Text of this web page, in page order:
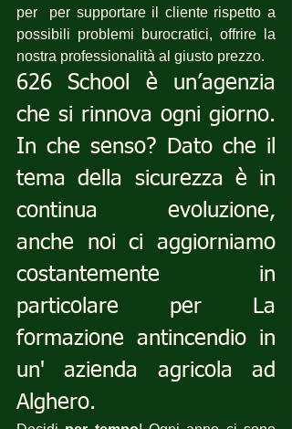
per  per supportare il cliente rispetto a
possibili problemi burocratici, offrire la
nostra professionalità al giusto prezzo.
626 School è un’agenzia
che si rinnova ogni giorno.
In che senso? Dato che il
tema della sicurezza è in
continua evoluzione,
anche noi ci aggiorniamo
costantemente in
particolare per La
formazione antincendio in
un' azienda agricola ad
Alghero.